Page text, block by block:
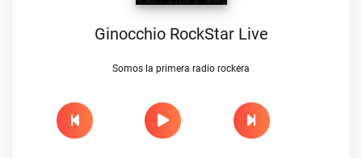
Ginocchio RockStar Live
Somos la primera radio rockera